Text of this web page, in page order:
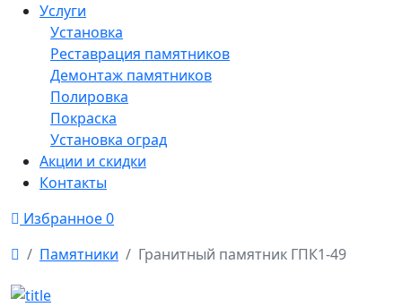
Услуги
Установка
Реставрация памятников
Демонтаж памятников
Полировка
Покраска
Установка оград
Акции и скидки
Контакты
Избранное0
Памятники
Гранитный памятник ГПК1-49